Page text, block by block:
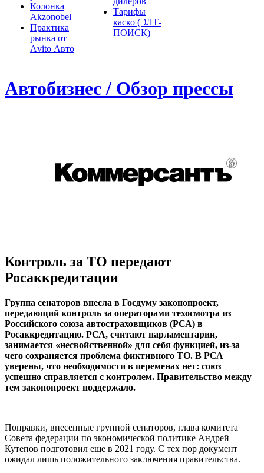
Колонка
Akzonobel
Практика
рынка от
Аvito Авто
Тарифы
каско (ЭЛТ-
ПОИСК)
Автобизнес / Обзор прессы
Контроль за ТО передают
Росаккредитации
Группа сенаторов внесла в Госдуму законопроект,
передающий контроль за операторами техосмотра из
Российского союза автостраховщиков (РСА) в
Росаккредитацию. РСА, считают парламентарии,
занимается «несвойственной» для себя функцией, из-за
чего сохраняется проблема фиктивного ТО. В РСА
уверены, что необходимости в переменах нет: союз
успешно справляется с контролем. Правительство между
тем законопроект поддержало.
Поправки, внесенные группой сенаторов, глава комитета
Совета федерации по экономической политике Андрей
Кутепов подготовил еще в 2021 году. С тех пор документ
ожидал лишь положительного заключения правительства.